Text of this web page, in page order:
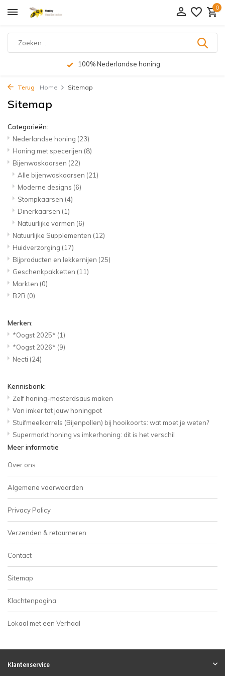
0
100% Nederlandse honing
Terug Home Sitemap
Sitemap
Categorieën:
Nederlandse honing (23)
Honing met specerijen (8)
Bijenwaskaarsen (22)
Alle bijenwaskaarsen (21)
Moderne designs (6)
Stompkaarsen (4)
Dinerkaarsen (1)
Natuurlijke vormen (6)
Natuurlijke Supplementen (12)
Huidverzorging (17)
Bijproducten en lekkernijen (25)
Geschenkpakketten (11)
Markten (0)
B2B (0)
Merken:
*Oogst 2025* (1)
*Oogst 2026* (9)
Necti (24)
Kennisbank:
Zelf honing-mosterdsaus maken
Van imker tot jouw honingpot
Stuifmeelkorrels (Bijenpollen) bij hooikoorts: wat moet je weten?
Supermarkt honing vs imkerhoning: dit is het verschil
Meer informatie
Over ons
Algemene voorwaarden
Privacy Policy
Verzenden & retourneren
Contact
Sitemap
Klachtenpagina
Lokaal met een Verhaal
Klantenservice